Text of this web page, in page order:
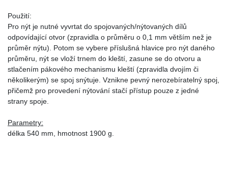
Použití:
Pro nýt je nutné vyvrtat do spojovaných/nýtovaných dílů
odpovídající otvor (zpravidla o průměru o 0,1 mm větším než je
průměr nýtu). Potom se vybere příslušná hlavice pro nýt daného
průměru, nýt se vloží trnem do kleští, zasune se do otvoru a
stlačením pákového mechanismu kleští (zpravidla dvojím či
několikerým) se spoj snýtuje. Vznikne pevný nerozebíratelný spoj,
přičemž pro provedení nýtování stačí přístup pouze z jedné
strany spoje.
Parametry:
délka 540 mm, hmotnost 1900 g.